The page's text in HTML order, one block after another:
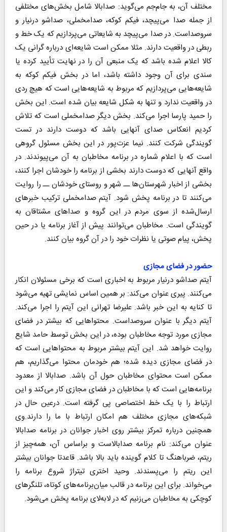
مختلف آن، به جام‌جم می‌گوید: صدابالا شامل بخش‌های مختلفی
از جمله صدا می‌پیچد، فیکم کوکه، صدامخملی، صداشو درنیار و
سروصداست. در صدا می‌پیچد به شایعاتی می‌پردازیم که یک خط و
ربطی در واقعیت دارند. مثلا ممکن است شایعه‌ای درباره گرانی یک
کالا اعلام شده باشد که یک منبعی آن را در نهایت تأیید کرده یا
سندی برای آن وجود داشته باشد، اما در بخش فیکم کوکه به
شایعه‌هایی می‌پردازیم که مربوط به شایعه‌هایی است که هیچ ردی
در واقعیت ندارد و تنها به شکل شایعه بیان شده است. این بخش
را حمید پارسا اجرا می‌کند. بخش دیگر صدامخملی است که تلاش
کردیم انعکاس صدای آنهایی باشد که دوست دارند در تست
گویندگی شرکت کنند. نیما عزت‌پور در این بخش مسئول گروهی
است که با اعلام شماره در برنامه مخاطبان به آن می‌پیوندند. در
واقع آنهایی که دوست دارند بخشی از برنامه‌ را خودشان اجرا کنند،
بخشی از اخبار شهرستان‌ها ــ شهر و روستای خودشان ــ را روایت
می‌کنند تا در برنامه پخش شود. آیتم صدامخملی ترکیب خبرهای
ارسال‌شده از سوی مردم در این گروه و صداهای مشتاقان به
گویندگی است. مخاطبان می‌توانند پیش از آغاز برنامه یا در حین
پخش، پیام صوتی یا نظرات خود را در آن گروه بیان کنند.
حضور در فضای مجازی
آیتم صداشو درنیار مربوط به اخباری است که برخی مسئولان انکار
می‌کنند. پیری عنوان می‌کند: بر همین اساس نمایشی تهیه می‌شود
تا کنایه به این خبر باشد. علیرضا تهرانی این آیتم را اجرا می‌کند.
آیتم دیگر با عنوان سروصداست. محتواهایی که بیشتر در فضای
مجازی مورد توجه مخاطبان بوده، در این بخش توسط حامد شایع
روایت خواهد شد. این آیتم بیشتر مربوط به محتواهایی است که
در فضای مجازی دیده شده؛ هم خودمان محتوا می‌گذاریم، هم
ممکن است محتوای مخاطبان حول آن باشد. صدابالا از معدود
برنامه‌هایی است که با مخاطبان در فضای مجازی کار می‌کند و این
ارتباط را با یک خط اختصاصی پی گرفته است. درعین حال در
شبکه‌های مجازی مختلف هم امکان ارتباط با ما را دارند.وی
همچنین درباره تمرکز بیشتر روی اخبار جوانان در برنامه صدابالا
عنوان می‌کند: نام برنامه صدابالاست و براساس آن، همه‌چیز از
ریتم، ضرباهنگ تا کلام گوینده باید بالا باشد. قاعدتا جوانان بیشتر
این ریتم را می‌پسندند. وحید اختری تیتراژ شروع برنامه را
می‌خواند. برای این برنامه در قالب میان‌برنامه‌های کوتاه، تلنگرهای
کوچکی به مخاطبان می‌زنیم که در لابه‌لای برنامه پخش می‌شود.